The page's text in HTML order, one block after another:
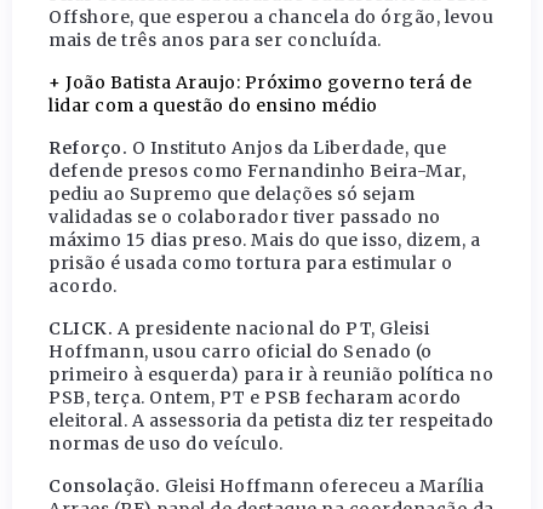
Offshore, que esperou a chancela do órgão, levou
mais de três anos para ser concluída.
+ João Batista Araujo: Próximo governo terá de
lidar com a questão do ensino médio
Reforço. O Instituto Anjos da Liberdade, que
defende presos como Fernandinho Beira-Mar,
pediu ao Supremo que delações só sejam
validadas se o colaborador tiver passado no
máximo 15 dias preso. Mais do que isso, dizem, a
prisão é usada como tortura para estimular o
acordo.
CLICK. A presidente nacional do PT, Gleisi
Hoffmann, usou carro oficial do Senado (o
primeiro à esquerda) para ir à reunião política no
PSB, terça. Ontem, PT e PSB fecharam acordo
eleitoral. A assessoria da petista diz ter respeitado
normas de uso do veículo.
Consolação. Gleisi Hoffmann ofereceu a Marília